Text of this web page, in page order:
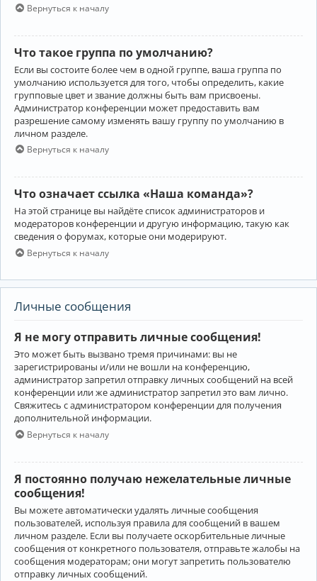
Вернуться к началу
Что такое группа по умолчанию?
Если вы состоите более чем в одной группе, ваша группа по
умолчанию используется для того, чтобы определить, какие
групповые цвет и звание должны быть вам присвоены.
Администратор конференции может предоставить вам
разрешение самому изменять вашу группу по умолчанию в
личном разделе.
Вернуться к началу
Что означает ссылка «Наша команда»?
На этой странице вы найдёте список администраторов и
модераторов конференции и другую информацию, такую как
сведения о форумах, которые они модерируют.
Вернуться к началу
Личные сообщения
Я не могу отправить личные сообщения!
Это может быть вызвано тремя причинами: вы не
зарегистрированы и/или не вошли на конференцию,
администратор запретил отправку личных сообщений на всей
конференции или же администратор запретил это вам лично.
Свяжитесь с администратором конференции для получения
дополнительной информации.
Вернуться к началу
Я постоянно получаю нежелательные личные
сообщения!
Вы можете автоматически удалять личные сообщения
пользователей, используя правила для сообщений в вашем
личном разделе. Если вы получаете оскорбительные личные
сообщения от конкретного пользователя, отправьте жалобы на
сообщения модераторам; они могут запретить пользователю
отправку личных сообщений.